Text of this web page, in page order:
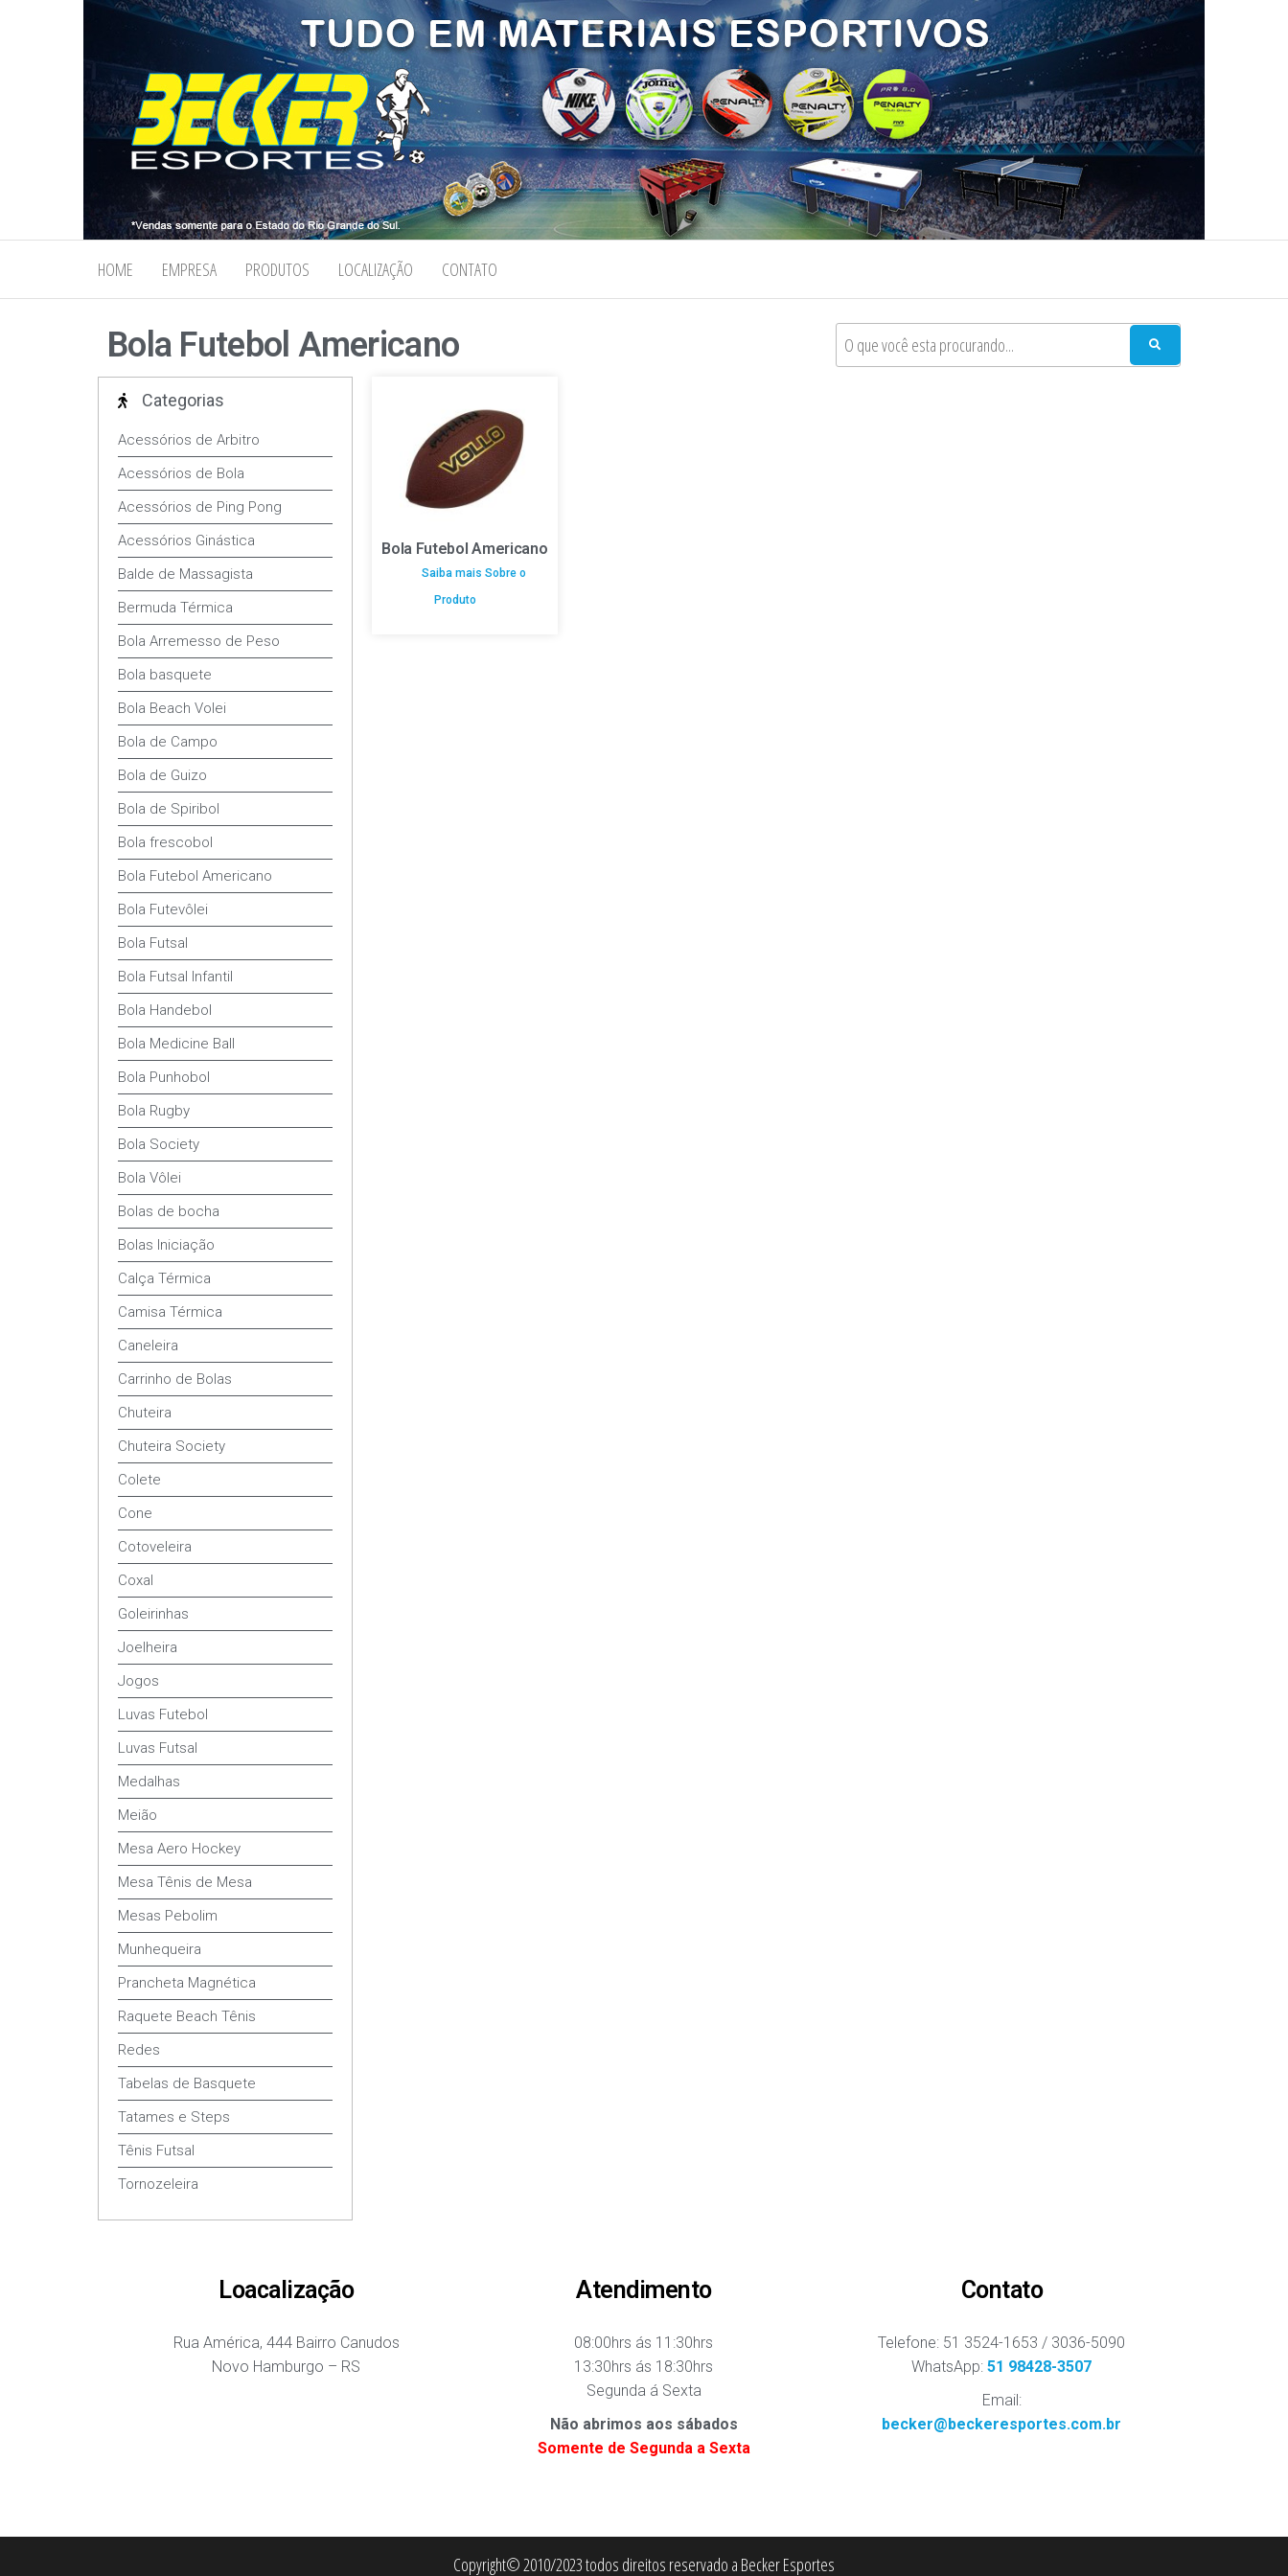
Becker
Esportes
Tudo em
Material
Esportivo tais
como bolas,
meia, troféus,
chuteiras,
futsal,
material
caneleiras,
tornozeleiras,
fardamentos.
HOME EMPRESA PRODUTOS LOCALIZAÇÃO CONTATO
Bola Futebol Americano
Categorias
Acessórios de Arbitro
Acessórios de Bola
Acessórios de Ping Pong
Acessórios Ginástica
Balde de Massagista
Bermuda Térmica
Bola Arremesso de Peso
Bola basquete
Bola Beach Volei
Bola de Campo
Bola de Guizo
Bola de Spiribol
Bola frescobol
Bola Futebol Americano
Bola Futevôlei
Bola Futsal
Bola Futsal Infantil
Bola Handebol
Bola Medicine Ball
Bola Punhobol
Bola Rugby
Bola Society
Bola Vôlei
Bolas de bocha
Bolas Iniciação
Calça Térmica
Camisa Térmica
Caneleira
Carrinho de Bolas
Chuteira
Chuteira Society
Colete
Cone
Cotoveleira
Coxal
Goleirinhas
Joelheira
Jogos
Luvas Futebol
Luvas Futsal
Medalhas
Meião
Mesa Aero Hockey
Mesa Tênis de Mesa
Mesas Pebolim
Munhequeira
Prancheta Magnética
Raquete Beach Tênis
Redes
Tabelas de Basquete
Tatames e Steps
Tênis Futsal
Tornozeleira
Bola Futebol Americano
Saiba mais Sobre o
Produto
Loacalização
Rua América, 444 Bairro Canudos
Novo Hamburgo – RS
Atendimento
08:00hrs ás 11:30hrs
13:30hrs ás 18:30hrs
Segunda á Sexta
Não abrimos aos sábados
Somente de Segunda a Sexta
Contato
Telefone: 51 3524-1653 / 3036-5090
WhatsApp:51 98428-3507
Email:
becker@beckeresportes.com.br
Copyright© 2010/2023 todos direitos reservado a Becker Esportes